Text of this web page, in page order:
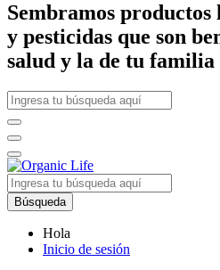
Sembramos
y pesticidas que son
salud y la de tu familia
Búsqueda
Hola
Inicio de sesión